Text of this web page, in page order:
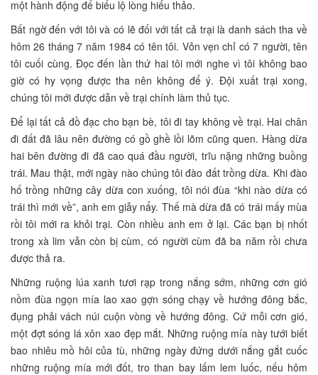
một hành động để biểu lộ lòng hiếu thảo.
Bất ngờ đến với tôi và có lẽ đối với tất cả trại là danh sách tha về
hôm 26 tháng 7 năm 1984 có tên tôi. Vỏn vẹn chỉ có 7 người, tên
tôi cuối cùng. Đọc đến lần thứ hai tôi mới nghe vì tôi không bao
giờ có hy vọng được tha nên không để ý. Đội xuất trại xong,
chúng tôi mới được dẫn về trại chính làm thủ tục.
Để lại tất cả đồ đạc cho bạn bè, tôi đi tay không về trại. Hai chân
đi đất đã lâu nên đường có gồ ghề lồi lõm cũng quen. Hàng dừa
hai bên đường đi đã cao quá đầu người, trĩu nặng những buồng
trái. Mau thật, mới ngày nào chúng tôi đào đất trồng dừa. Khi đào
hố trồng những cây dừa con xuống, tôi nói đùa “khi nào dừa có
trái thì mới về”, anh em giẫy nẩy. Thế mà dừa đã có trái mấy mùa
rồi tôi mới ra khỏi trại. Còn nhiều anh em ở lại. Các bạn bị nhốt
trong xà lim vẫn còn bị cùm, có người cùm đã ba năm rồi chưa
được thả ra.
Những ruộng lúa xanh tươi rạp trong nắng sớm, những cơn gió
nồm đùa ngọn mía lao xao gợn sóng chạy về hướng đông bắc,
đụng phải vách núi cuộn vòng về hướng đông. Cứ mỗi cơn gió,
một đợt sóng lá xôn xao đẹp mắt. Những ruộng mía này tưới biết
bao nhiêu mồ hôi của tù, những ngày đứng dưới nắng gắt cuốc
những ruộng mía mới đốt, tro than bay lấm lem luốc, nếu hôm